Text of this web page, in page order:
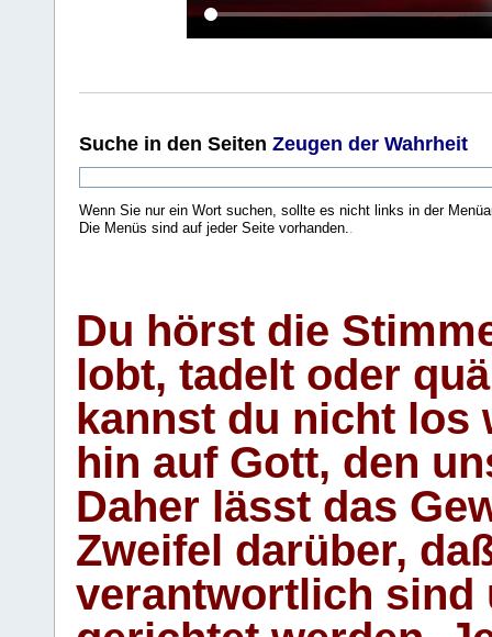
Suche in den Seiten Zeugen der Wahrheit
Wenn Sie nur ein Wort suchen, sollte es nicht links in der
Die Menüs sind auf jeder Seite vorhanden.
Du hörst die
lobt, tadelt oder
kannst du nicht los
hin auf Gott, den
Daher lässt das
Zweifel darüber,
verantwortlich sind